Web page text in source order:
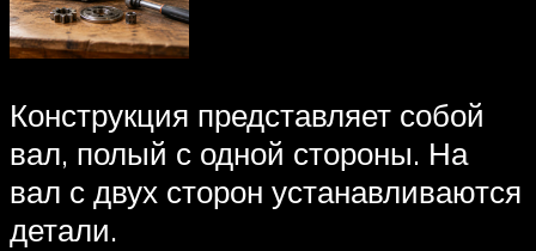
Конструкция представляет собой
вал, полый с одной стороны. На
вал с двух сторон устанавливаются
детали.